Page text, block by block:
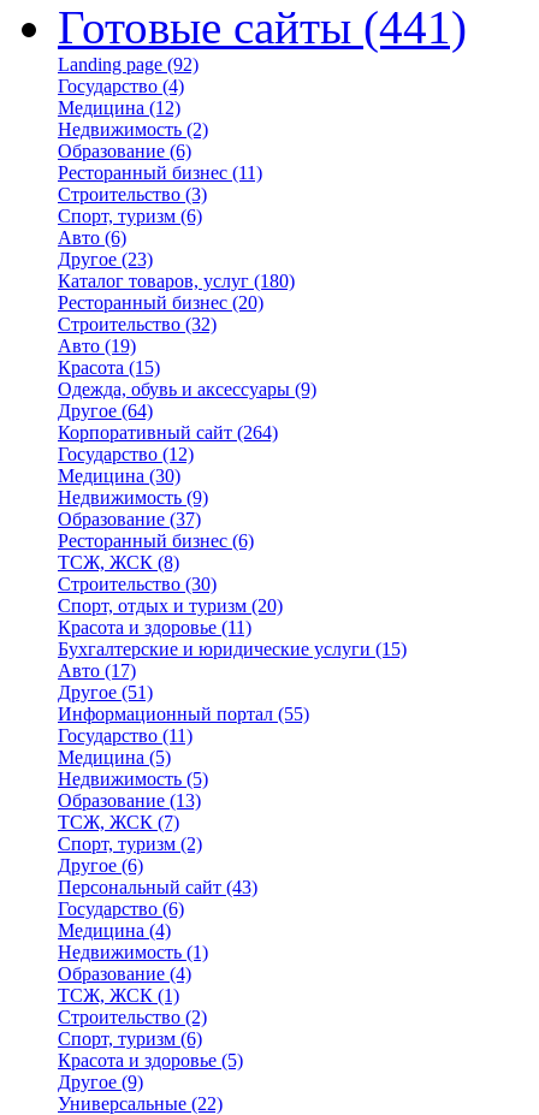
Готовые сайты (441)
Landing page (92)
Государство (4)
Медицина (12)
Недвижимость (2)
Образование (6)
Ресторанный бизнес (11)
Строительство (3)
Спорт, туризм (6)
Авто (6)
Другое (23)
Каталог товаров, услуг (180)
Ресторанный бизнес (20)
Строительство (32)
Авто (19)
Красота (15)
Одежда, обувь и аксессуары (9)
Другое (64)
Корпоративный сайт (264)
Государство (12)
Медицина (30)
Недвижимость (9)
Образование (37)
Ресторанный бизнес (6)
ТСЖ, ЖСК (8)
Строительство (30)
Спорт, отдых и туризм (20)
Красота и здоровье (11)
Бухгалтерские и юридические услуги (15)
Авто (17)
Другое (51)
Информационный портал (55)
Государство (11)
Медицина (5)
Недвижимость (5)
Образование (13)
ТСЖ, ЖСК (7)
Спорт, туризм (2)
Другое (6)
Персональный сайт (43)
Государство (6)
Медицина (4)
Недвижимость (1)
Образование (4)
ТСЖ, ЖСК (1)
Строительство (2)
Спорт, туризм (6)
Красота и здоровье (5)
Другое (9)
Универсальные (22)